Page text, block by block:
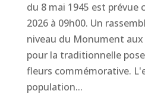
du 8 mai 1945 est prévue
2026 à 09h00. Un
niveau du Monument
pour la traditionnelle
fleurs commémorative.
population...